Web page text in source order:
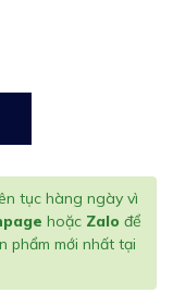
tục hàng ngày vì
hoặc Zalo để
phẩm mới nhất tại